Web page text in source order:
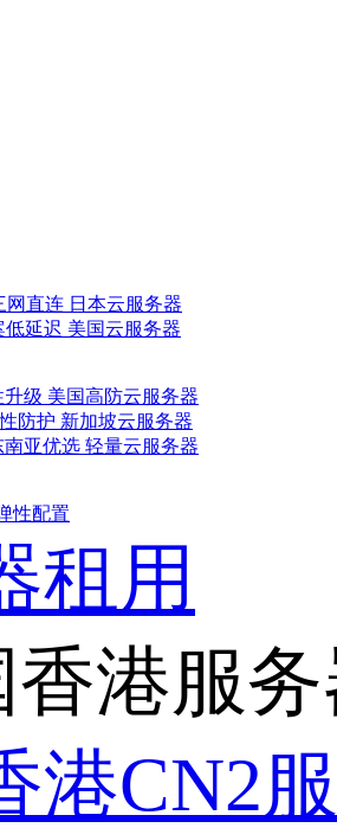
网直连 日本云服务器
低延迟 美国云服务器
升级 美国高防云服务器
防护 新加坡云服务器
南亚优选 轻量云服务器
性配置
租用
香港服
港CN2